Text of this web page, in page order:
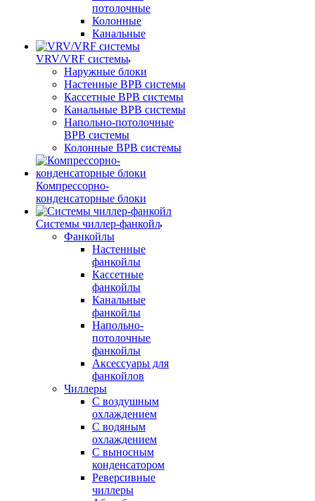
потолочные
Колонные
Канальные
VRV/VRF системы
Наружные блоки
Настенные ВРВ системы
Кассетные ВРВ системы
Канальные ВРВ системы
Напольно-потолочные
ВРВ системы
Колонные ВРВ системы
Компрессорно-
конденсаторные блоки
Системы чиллер-фанкойл
Фанкойлы
Настенные
фанкойлы
Кассетные
фанкойлы
Канальные
фанкойлы
Напольно-
потолочные
фанкойлы
Аксессуары для
фанкойлов
Чиллеры
С воздушным
охлаждением
С водяным
охлаждением
С выносным
конденсатором
Реверсивные
чиллеры